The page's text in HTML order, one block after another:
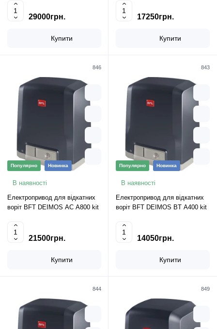
29000грн.
Купити
17250грн.
Купити
846
Популярно Новинка
В наявності
Електропривод для відкатних
воріт BFT DEIMOS AC A800 kit
21500грн.
Купити
843
Популярно Новинка
В наявності
Електропривод для відкатних
воріт BFT DEIMOS BT A400 kit
14050грн.
Купити
844 849